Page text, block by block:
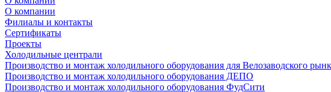
О компании
Филиалы и контакты
Сертификаты
Проекты
Холодильные централи
Производство и монтаж холодильного оборудования для Велозаводского
Производство и монтаж холодильного оборудования ДЕПО
Производство и монтаж холодильного оборудования ФудСити